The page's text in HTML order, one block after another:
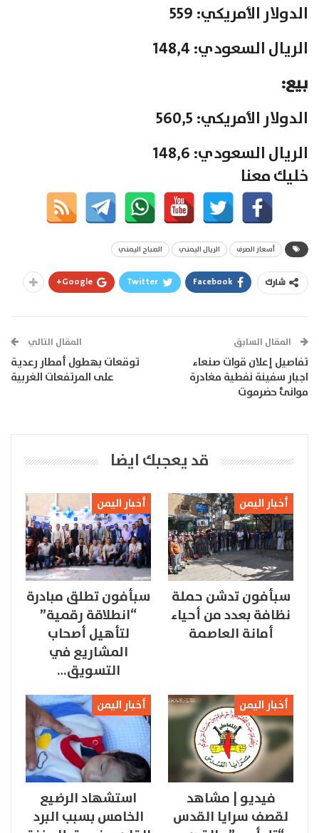
الدولار الأمريكي: 559
الريال السعودي: 148,4
بيع:
الدولار الأمريكي: 560,5
الريال السعودي: 148,6
خليك معنا
أسعار الصرف الريال اليمني الصباح اليمني
شارك Facebook
Twitter
Google+
المقال السابق
تفاصيل إعلان قوات صنعاء
اجبار سفينة نفطية مغادرة
موانئ حضرموت
المقال التالي
توقعات بهطول أمطار رعدية
على المرتفعات الغربية
قد يعجبك ايضا
أخبار اليمن
سبأفون تدشن حملة
نظافة بعدد من أحياء
أمانة العاصمة
أخبار اليمن
سبأفون تطلق مبادرة
“انطلاقة رقمية”
لتأهيل أصحاب
المشاريع في
التسويق…
أخبار اليمن
فيديو | مشاهد
لقصف سرايا القدس
أخبار اليمن
استشهاد الرضيع
الخامس بسبب البرد